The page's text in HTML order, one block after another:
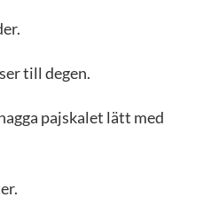
till degen.
pajskalet lätt med